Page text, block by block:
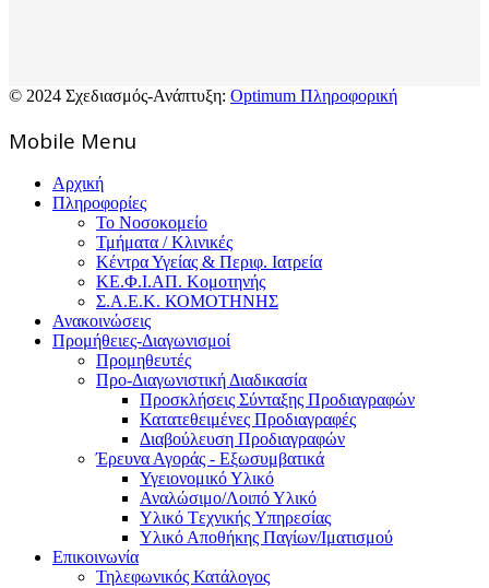
© 2024 Σχεδιασμός-Ανάπτυξη: Optimum Πληροφορική
Mοbile Menu
Αρχική
Πληροφορίες
Το Νοσοκομείο
Τμήματα / Κλινικές
Κέντρα Υγείας & Περιφ. Ιατρεία
ΚΕ.Φ.Ι.ΑΠ. Κομοτηνής
Σ.Α.Ε.Κ. ΚΟΜΟΤΗΝΗΣ
Ανακοινώσεις
Προμήθειες-Διαγωνισμοί
Προμηθευτές
Προ-Διαγωνιστική Διαδικασία
Προσκλήσεις Σύνταξης Προδιαγραφών
Κατατεθειμένες Προδιαγραφές
Διαβούλευση Προδιαγραφών
Έρευνα Αγοράς - Εξωσυμβατικά
Υγειονομικό Υλικό
Αναλώσιμο/Λοιπό Υλικό
Υλικό Tεχνικής Yπηρεσίας
Υλικό Αποθήκης Παγίων/Ιματισμού
Επικοινωνία
Τηλεφωνικός Κατάλογος